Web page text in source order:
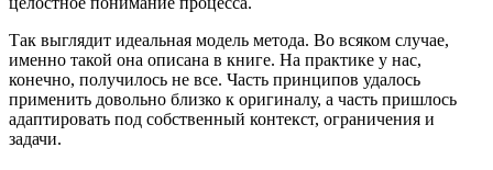
Так выглядит идеальная модель метода. Во всяком случае,
именно такой она описана в книге. На практике у нас,
конечно, получилось не все. Часть принципов удалось
применить довольно близко к оригиналу, а часть пришлось
адаптировать под собственный контекст, ограничения и
задачи.